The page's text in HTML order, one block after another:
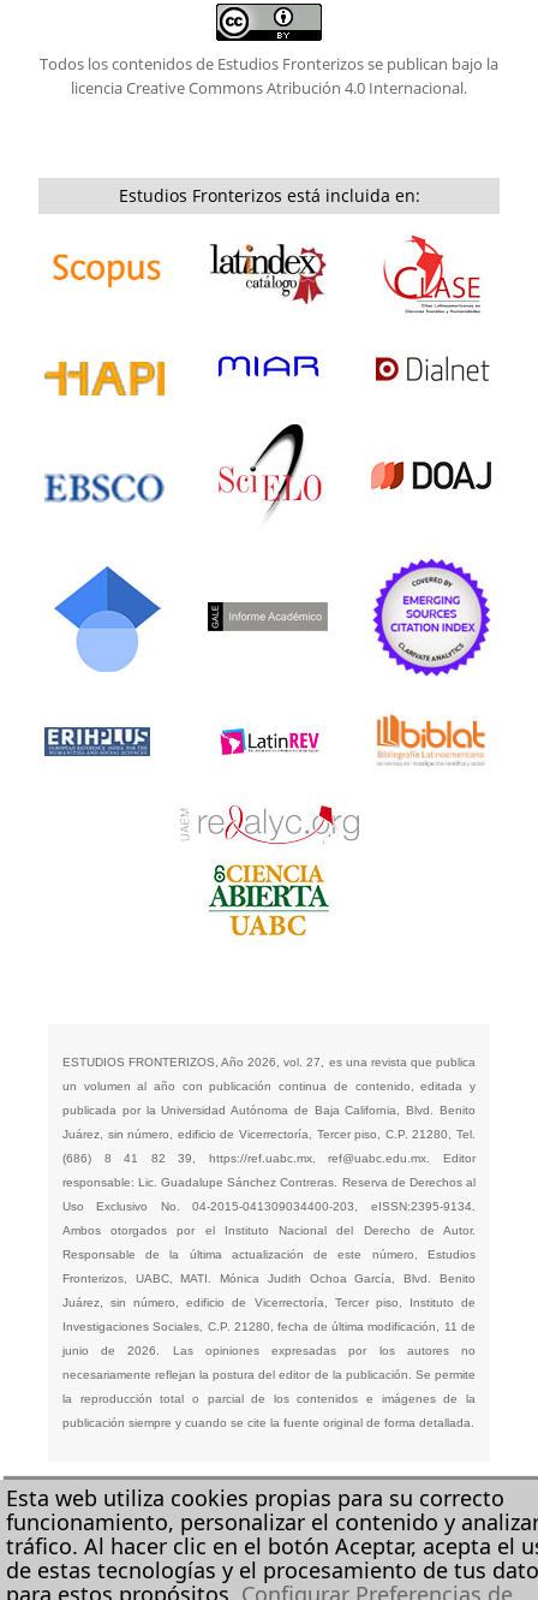
Esta web utiliza cookies propias para su correcto
funcionamiento, personalizar el contenido y
tráfico. Al hacer clic en el botón Aceptar, acepta el
de estas tecnologías y el procesamiento de tus
para estos propósitos. Configurar Preferencias de
Todos los contenidos de Estudios Fronterizos se publican bajo la
licenciaCreative Commons Atribución 4.0 Internacional.
Estudios Fronterizos está incluida en:
ESTUDIOS FRONTERIZOS, Año 2026, vol. 27, es una revista que publica
un volumen al año con publicación continua de contenido, editada y
publicada por la Universidad Autónoma de Baja California, Blvd. Benito
Juárez, sin número, edificio de Vicerrectoría, Tercer piso, C.P. 21280, Tel.
(686) 8 41 82 39, https://ref.uabc.mx,ref@uabc.edu.mx . Editor
responsable: Lic. Guadalupe Sánchez Contreras. Reserva de Derechos al
Uso Exclusivo No. 04-2015-041309034400-203, eISSN:2395-9134.
Ambos otorgados por el Instituto Nacional del Derecho de Autor.
Responsable de la última actualización de este número, Estudios
Fronterizos, UABC, MATI. Mónica Judith Ochoa García, Blvd. Benito
Juárez, sin número, edificio de Vicerrectoría, Tercer piso, Instituto de
Investigaciones Sociales, C.P. 21280, fecha de última modificación, 11 de
junio de 2026. Las opiniones expresadas por los autores no
necesariamente reflejan la postura del editor de la publicación. Se permite
la reproducción total o parcial de los contenidos e imágenes de la
publicación siempre y cuando se cite la fuente original de forma detallada.